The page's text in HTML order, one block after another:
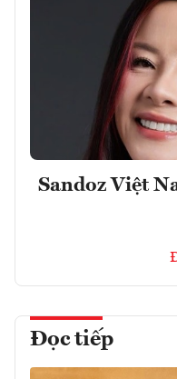
Sandoz Việt
Đọc tiếp